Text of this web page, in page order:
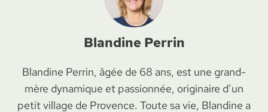
Blandine Perrin
Blandine Perrin, âgée de 68 ans, est une grand-
mère dynamique et passionnée, originaire d’un
petit village de Provence. Toute sa vie, Blandine a